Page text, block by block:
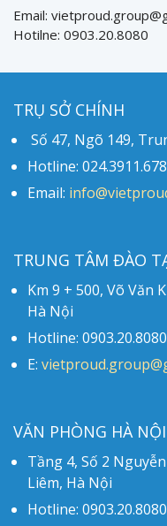
Email:
Hotilne: 0903.20.8080
TRỤ SỞ CHÍNH
Số 47, Ngõ 149,
Hotline:
Email:
TRUNG TÂM ĐÀO
Km 9 + 500, Võ Văn
Hà Nội
Hotline: 0903.20.8080
E:
VĂN PHÒNG HÀ NỘI
Tầng 4, Số 2
Liêm, Hà Nội
Hotline: 0903.20.8080